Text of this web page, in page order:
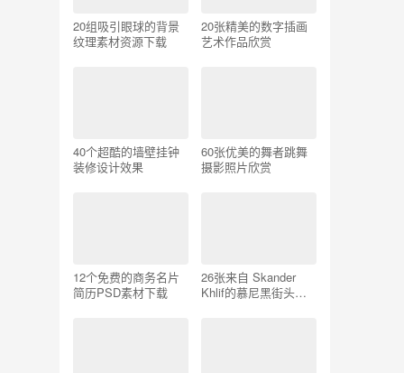
20组吸引眼球的背景
纹理素材资源下载
20张精美的数字插画
艺术作品欣赏
40个超酷的墙壁挂钟
装修设计效果
60张优美的舞者跳舞
摄影照片欣赏
12个免费的商务名片
简历PSD素材下载
26张来自 Skander
Khlif的慕尼黑街头摄